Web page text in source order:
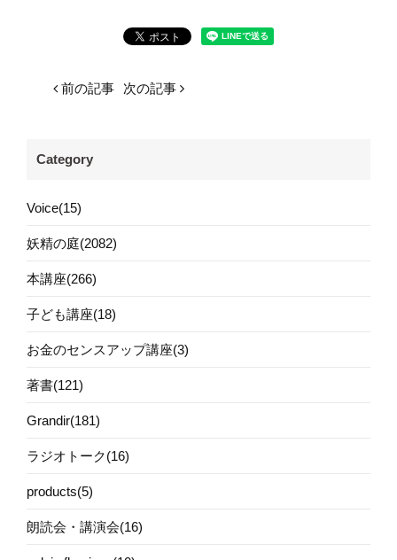
前の記事 次の記事
Category
Voice(15)
妖精の庭(2082)
本講座(266)
子ども講座(18)
お金のセンスアップ講座(3)
著書(121)
Grandir(181)
ラジオトーク(16)
products(5)
朗読会・講演会(16)